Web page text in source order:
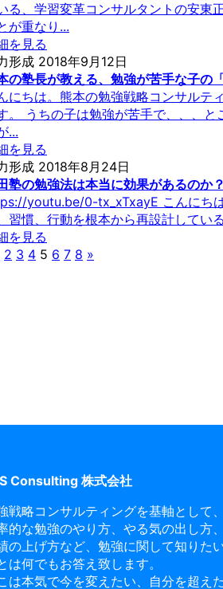
る、学習変革コンサルタントの安東
が重なり...
を見る
形成 2018年9月12日
の塾長が教える、勉強が苦手な子の
にちは。熊本の勉強戦略コンサルテ
。 うちの子は勉強が苦手で、、、
...
を見る
形成 2018年8月24日
塾の勉強法は本当に効果があるのか
youtu.be/0-tx_xTxayE こんにち
習慣、行動を根本から再設計してい
を見る
2 3 4 5 6 7 8 »
Consulting 株式会社
戦略コンサルティングを基軸として、
的な勉強のやり方、やる気の出し方、
の上げ方など、勉強に関して知りた
は何でもお答え致します。
は本気で今を変えたい、自分を超えた